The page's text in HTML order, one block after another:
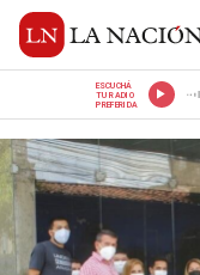
ESCUCHÁ
TU RADIO
PREFERIDA